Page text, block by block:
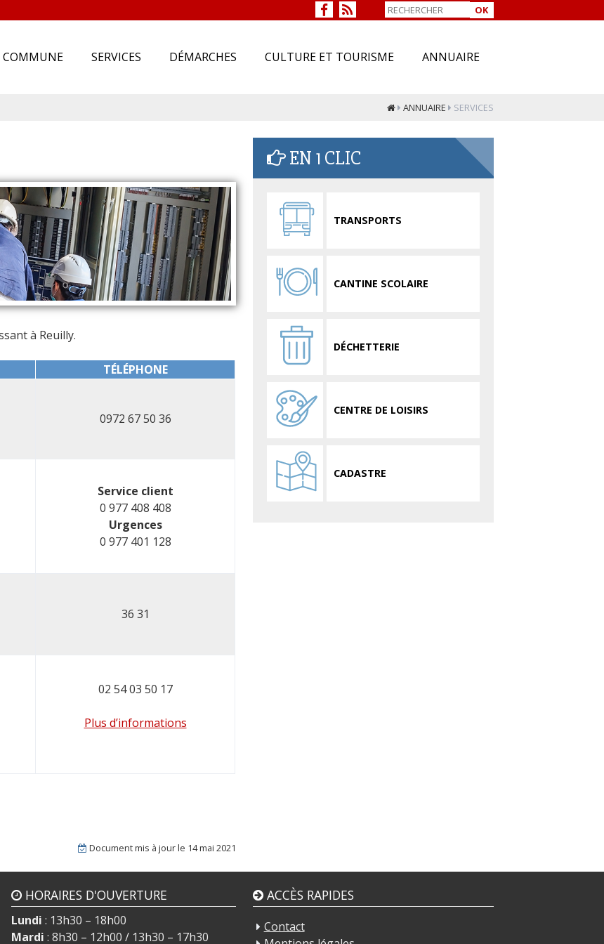
OK
COMMUNE SERVICES DÉMARCHES CULTURE ET TOURISME ANNUAIRE
ANNUAIRE SERVICES
à Reuilly.
TÉLÉPHONE
0972 67 50 36
Service client
0 977 408 408
Urgences
0 977 401 128
36 31
02 54 03 50 17
Plus d’informations
Document mis à jour le 14 mai 2021
EN 1 CLIC
TRANSPORTS
CANTINE SCOLAIRE
DÉCHETTERIE
CENTRE DE LOISIRS
CADASTRE
HORAIRES D'OUVERTURE
Lundi : 13h30 – 18h00
Mardi : 8h30 – 12h00 / 13h30 – 17h30
ACCÈS RAPIDES
Contact